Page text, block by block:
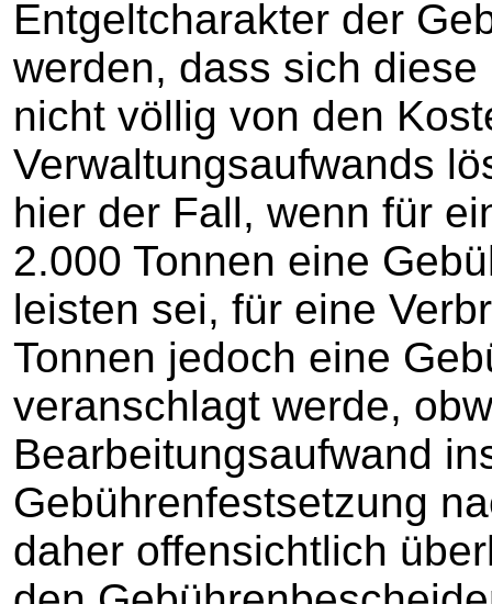
Entgeltcharakter der
werden, dass sich
nicht völlig von den
Verwaltungsaufwands
hier der Fall, wenn für
2.000 Tonnen eine
leisten sei, für eine
Tonnen jedoch eine
veranschlagt werde,
Bearbeitungsaufwand
Gebührenfestsetzung
daher offensichtlich